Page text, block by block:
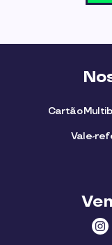
Cartão
Vale-